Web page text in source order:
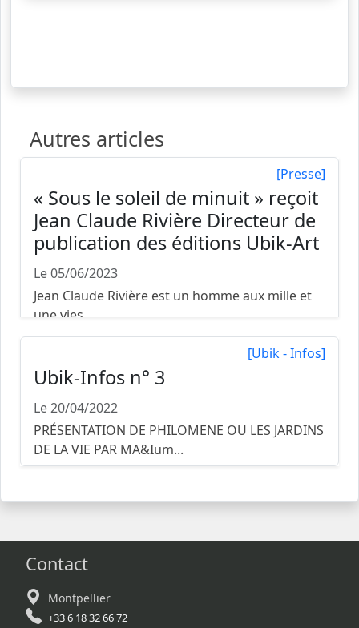
l'aider à transcrire un de ces
Autres articles
[Presse]
« Sous le soleil de minuit » reçoit
Jean Claude Rivière Directeur de
publication des éditions Ubik-Art
Le 05/06/2023
Jean Claude Rivière est un homme aux mille et
une vies… ...
[Ubik - Infos]
Ubik-Infos n° 3
Le 20/04/2022
PRÉSENTATION DE PHILOMENE OU LES JARDINS
DE LA VIE PAR MA&Ium...
Contact
Montpellier
+33 6 18 32 66 72